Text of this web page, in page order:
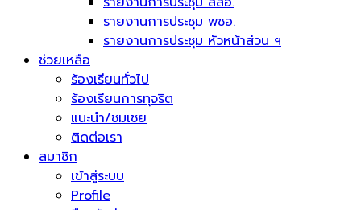
รายงานการประชุม พชอ.
รายงานการประชุม หัวหน้าส่วน ฯ
ช่วยเหลือ
ร้องเรียนทั่วไป
ร้องเรียนการทุจริต
แนะนำ/ชมเชย
ติดต่อเรา
สมาชิก
เข้าสู่ระบบ
Profile